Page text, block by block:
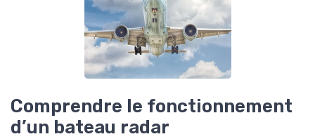
Comprendre le fonctionnement
d’un bateau radar